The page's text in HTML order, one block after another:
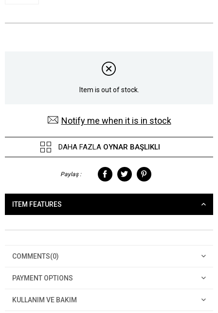
Item is out of stock.
Notify me when it is in stock
DAHA FAZLA OYNAR BAŞLIKLI
Paylaş :
ITEM FEATURES
COMMENTS(0)
PAYMENT OPTIONS
KULLANIM VE BAKIM